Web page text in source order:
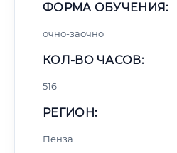
ФОРМА ОБУЧЕНИЯ:
очно-заочно
КОЛ-ВО ЧАСОВ:
516
РЕГИОН:
Пенза